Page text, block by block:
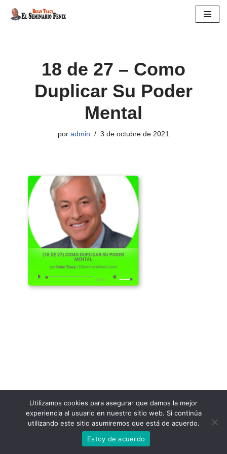
18 de 27 – Como
Duplicar Su Poder
Mental
por admin 3 de octubre de 2021
| Funciona gracias aWordPress
Utilizamos cookies para asegurar que damos la mejor
experiencia al usuario en nuestro sitio web. Si continúa
utilizando este sitio asumiremos que está de acuerdo.
Estoy de acuerdo